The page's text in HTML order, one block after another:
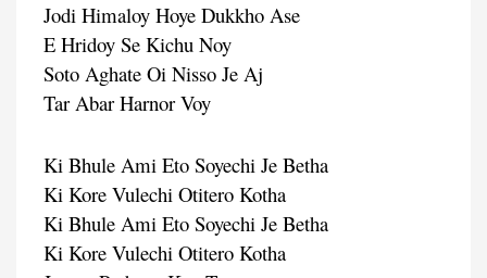
Jodi Himaloy Hoye Dukkho Ase
E Hridoy Se Kichu Noy
Soto Aghate Oi Nisso Je Aj
Tar Abar Harnor Voy
Ki Bhule Ami Eto Soyechi Je Betha
Ki Kore Vulechi Otitero Kotha
Ki Bhule Ami Eto Soyechi Je Betha
Ki Kore Vulechi Otitero Kotha